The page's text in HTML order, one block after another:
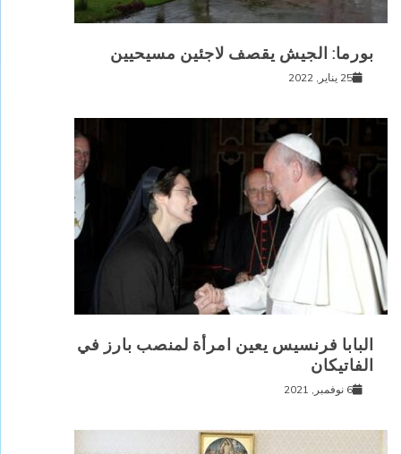
بورما: الجيش يقصف لاجئين مسيحيين
25 يناير, 2022
البابا فرنسيس يعين امرأة لمنصب بارز في
الفاتيكان
6 نوفمبر, 2021